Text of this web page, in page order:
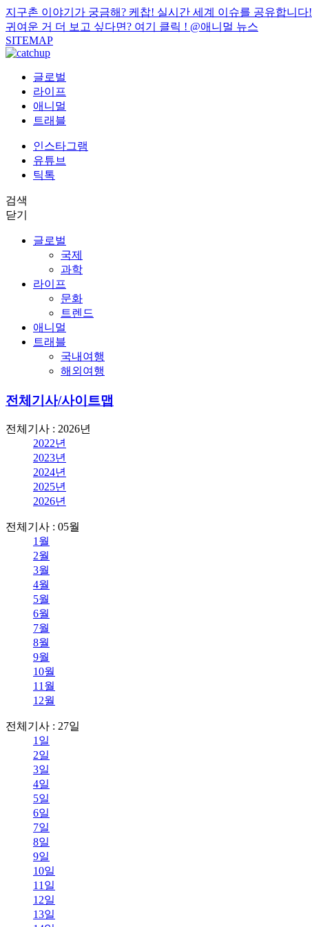
지구촌 이야기가 궁금해? 케찹! 실시간 세계 이슈를 공유합니다!
귀여운 거 더 보고 싶다면? 여기 클릭 ! @애니멀 뉴스
SITEMAP
글로벌
라이프
애니멀
트래블
인스타그램
유튜브
틱톡
검색
닫기
글로벌
국제
과학
라이프
문화
트렌드
애니멀
트래블
국내여행
해외여행
전체기사/사이트맵
전체기사 : 2026년
2022년
2023년
2024년
2025년
2026년
전체기사 : 05월
1월
2월
3월
4월
5월
6월
7월
8월
9월
10월
11월
12월
전체기사 : 27일
1일
2일
3일
4일
5일
6일
7일
8일
9일
10일
11일
12일
13일